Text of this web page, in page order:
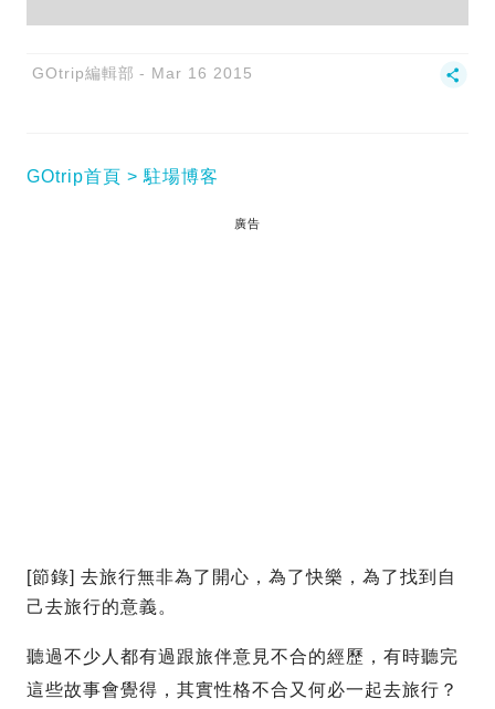
GOtrip編輯部 Mar 16 2015
GOtrip首頁 駐場博客
廣告
[節錄] 去旅行無非為了開心，為了快樂，為了找到自
己去旅行的意義。
聽過不少人都有過跟旅伴意見不合的經歷，有時聽完
這些故事會覺得，其實性格不合又何必一起去旅行？